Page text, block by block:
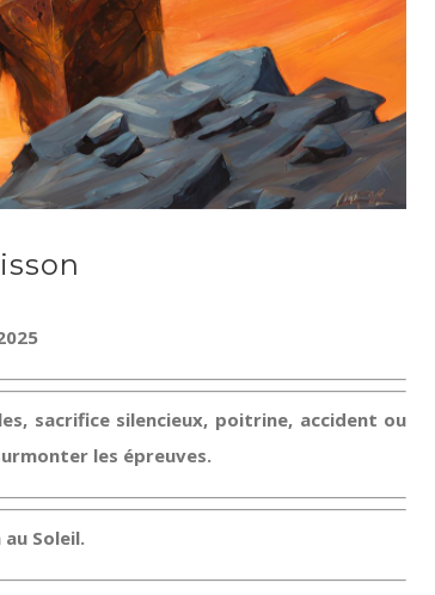
sacrifice silencieux, poitrine, accident ou
les épreuves.
Soleil.